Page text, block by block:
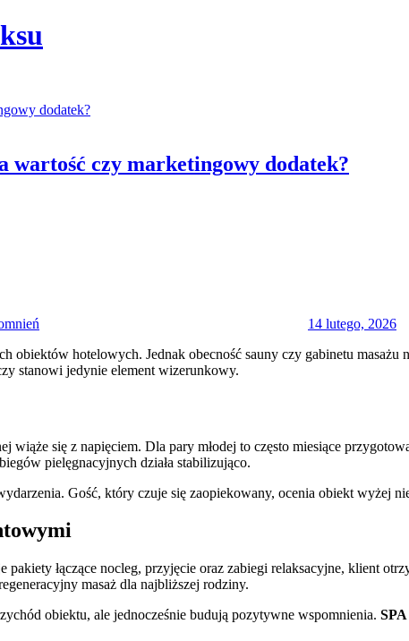
wartość czy marketingowy dodatek?
14 lutego, 2026
obiektów hotelowych. Jednak obecność sauny czy gabinetu
stanowi jedynie element wizerunkowy.
wiąże się z napięciem. Dla pary młodej to często miesiące
pielęgnacyjnych działa stabilizująco.
Gość, który czuje się zaopiekowany, ocenia obiekt wyżej
łączące nocleg, przyjęcie oraz zabiegi relaksacyjne, klient
masaż dla najbliższej rodziny.
obiektu, ale jednocześnie budują pozytywne wspomnienia.